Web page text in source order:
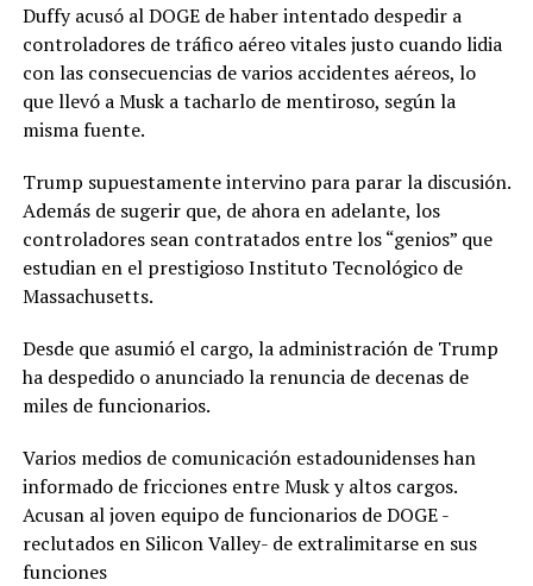
Duffy acusó al DOGE de haber intentado despedir a
controladores de tráfico aéreo vitales justo cuando lidia
con las consecuencias de varios accidentes aéreos, lo
que llevó a Musk a tacharlo de mentiroso, según la
misma fuente.
Trump supuestamente intervino para parar la discusión.
Además de sugerir que, de ahora en adelante, los
controladores sean contratados entre los “genios” que
estudian en el prestigioso Instituto Tecnológico de
Massachusetts.
Desde que asumió el cargo, la administración de Trump
ha despedido o anunciado la renuncia de decenas de
miles de funcionarios.
Varios medios de comunicación estadounidenses han
informado de fricciones entre Musk y altos cargos.
Acusan al joven equipo de funcionarios de DOGE -
reclutados en Silicon Valley- de extralimitarse en sus
funciones